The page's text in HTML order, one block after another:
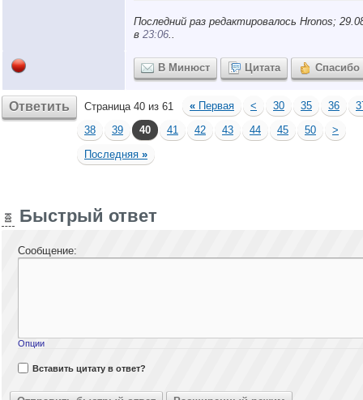
Последний раз редактировалось Hronos;
в 23:06..
В Минюст Цитата Спасибо
Ответить Страница 40 из 61 « Первая < 30 35 36
38
39 40 41 42 43 44 45 50
>
Последняя »
Быстрый ответ
Сообщение:
Опции
Вставить цитату в ответ?